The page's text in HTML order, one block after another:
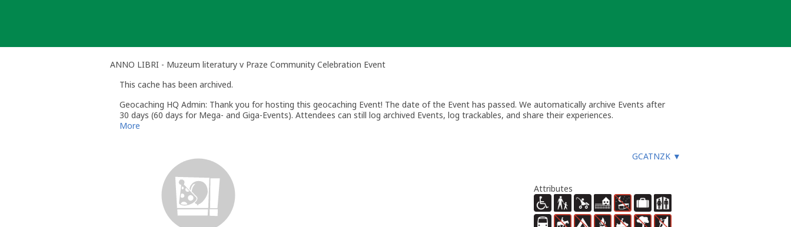
ANNO LIBRI - Muzeum literatury v Praze Community Celebration Event
This cache has been archived.
Geocaching HQ Admin: Thank you for hosting this geocaching Event! The date of the Event has passed. We automatically archive Events after
30 days (60 days for Mega- and Giga-Events). Attendees can still log archived Events, log trackables, and share their experiences.
More
GCATNZK ▼
Attributes